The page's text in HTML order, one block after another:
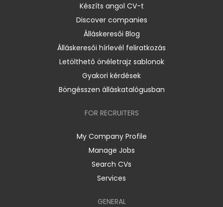
Készíts angol CV-t
Discover companies
Álláskeresői Blog
Álláskeresői hírlevél feliratkozás
Letölthető önéletrajz sablonok
Gyakori kérdések
Böngésszen álláskatalógusban
FOR RECRUITERS
My Company Profile
Manage Jobs
Search CVs
Services
GENERAL